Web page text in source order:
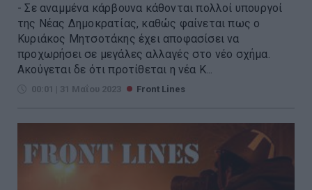
- Σε αναμμένα κάρβουνα κάθονται πολλοί υπουργοί
της Νέας Δημοκρατίας, καθώς φαίνεται πως ο
Κυριάκος Μητσοτάκης έχει αποφασίσει να
προχωρήσει σε μεγάλες αλλαγές στο νέο σχήμα.
Ακούγεται δε ότι προτίθεται η νέα Κ...
00:01 | 31 Μαΐου 2023 Front Lines